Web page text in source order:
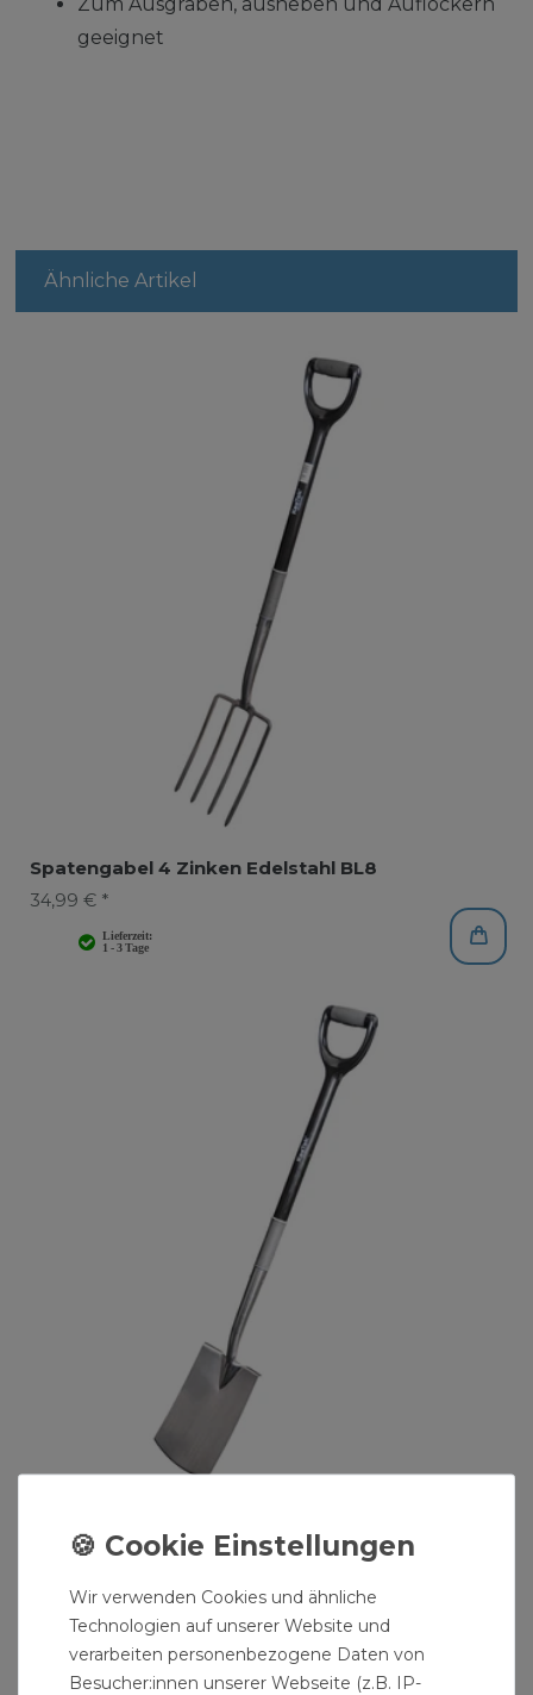
geeignet
Ähnliche Artikel
Spatengabel 4 Zinken Edelstahl BL8
34,99 € *
34,99 € *
Wir verwenden Cookies und ähnliche
Technologien auf unserer Website und
verarbeiten personenbezogene Daten von
Besucher:innen unserer Webseite (z.B. IP-